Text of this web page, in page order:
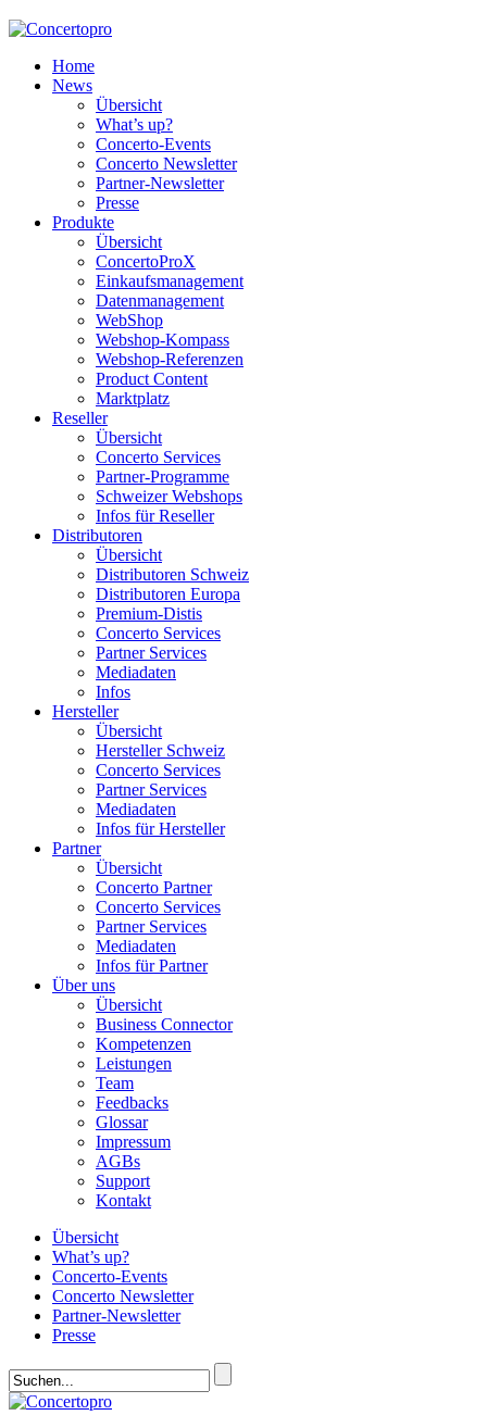
Home
News
Übersicht
What’s up?
Concerto-Events
Concerto Newsletter
Partner-Newsletter
Presse
Produkte
Übersicht
ConcertoProX
Einkaufsmanagement
Datenmanagement
WebShop
Webshop-Kompass
Webshop-Referenzen
Product Content
Marktplatz
Reseller
Übersicht
Concerto Services
Partner-Programme
Schweizer Webshops
Infos für Reseller
Distributoren
Übersicht
Distributoren Schweiz
Distributoren Europa
Premium-Distis
Concerto Services
Partner Services
Mediadaten
Infos
Hersteller
Übersicht
Hersteller Schweiz
Concerto Services
Partner Services
Mediadaten
Infos für Hersteller
Partner
Übersicht
Concerto Partner
Concerto Services
Partner Services
Mediadaten
Infos für Partner
Über uns
Übersicht
Business Connector
Kompetenzen
Leistungen
Team
Feedbacks
Glossar
Impressum
AGBs
Support
Kontakt
Übersicht
What’s up?
Concerto-Events
Concerto Newsletter
Partner-Newsletter
Presse